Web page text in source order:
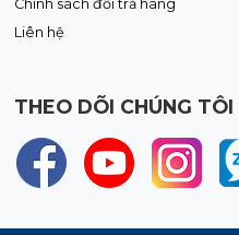
Chính sách đổi trả hàng
Liên hệ
THEO DÕI CHÚNG TÔI